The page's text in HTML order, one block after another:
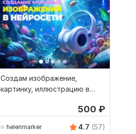
Создам изображение,
картинку, иллюстрацию в
500 ₽
helenmarker 4.7 (57)